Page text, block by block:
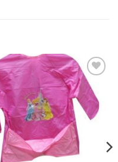
Añadir
a la
lista
de
deseos